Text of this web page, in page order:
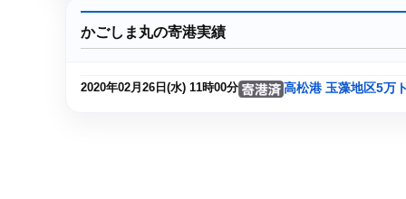
かごしま丸の寄港実績
2020年02月26日(水) 11時00分 高松港 玉藻地区5万